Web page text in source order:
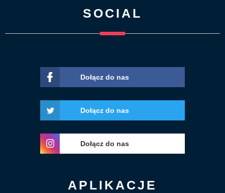
SOCIAL
Dołącz do nas
Dołącz do nas
Dołącz do nas
APLIKACJE